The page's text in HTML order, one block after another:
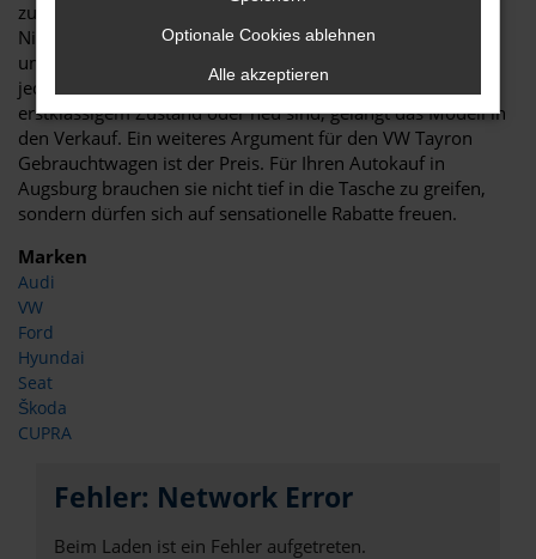
zuverlässiges Fahrzeug. Hinzu kommt, dass wir bei Auto
Niedermayer jedes gebrauchte Fahrzeug einer
umfangreichen Kontrolle unterziehen. Nur, wenn wirklich
jedes Details stimmt und auch die Verschleißteile in
erstklassigem Zustand oder neu sind, gelangt das Modell in
den Verkauf. Ein weiteres Argument für den VW Tayron
Gebrauchtwagen ist der Preis. Für Ihren Autokauf in
Augsburg brauchen sie nicht tief in die Tasche zu greifen,
sondern dürfen sich auf sensationelle Rabatte freuen.
Marken
Audi
VW
Ford
Hyundai
Seat
Škoda
CUPRA
Fehler: Network Error
Beim Laden ist ein Fehler aufgetreten.
Optionale Cookies ablehnen
Alle akzeptieren